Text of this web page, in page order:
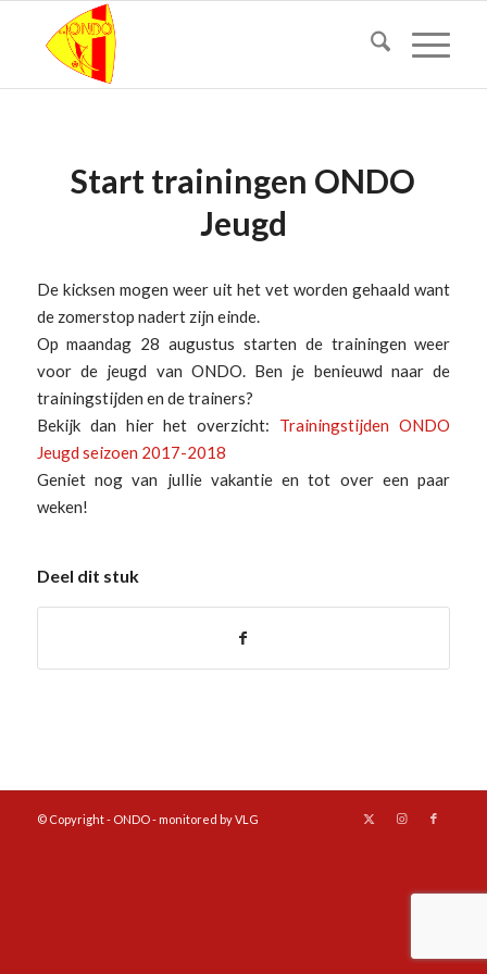
Start trainingen ONDO
Jeugd
De kicksen mogen weer uit het vet worden gehaald want
de zomerstop nadert zijn einde.
Op maandag 28 augustus starten de trainingen weer
voor de jeugd van ONDO. Ben je benieuwd naar de
trainingstijden en de trainers?
Bekijk dan hier het overzicht: Trainingstijden ONDO
Jeugd seizoen 2017-2018
Geniet nog van jullie vakantie en tot over een paar
weken!
Deel dit stuk
© Copyright - ONDO - monitored by VLG